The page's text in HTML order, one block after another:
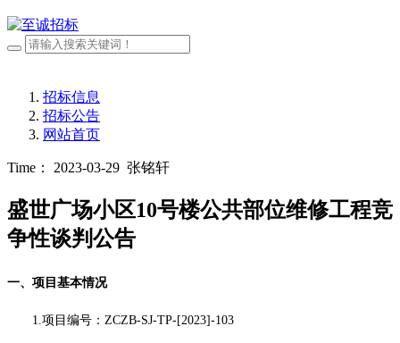
招标信息
招标公告
网站首页
Time： 2023-03-29 张铭轩
盛世广场小区10号楼公共部位维修工程竞
争性谈判公告
一、项目基本情况
1.项目编号： ZCZB-SJ-TP-[2023]-103